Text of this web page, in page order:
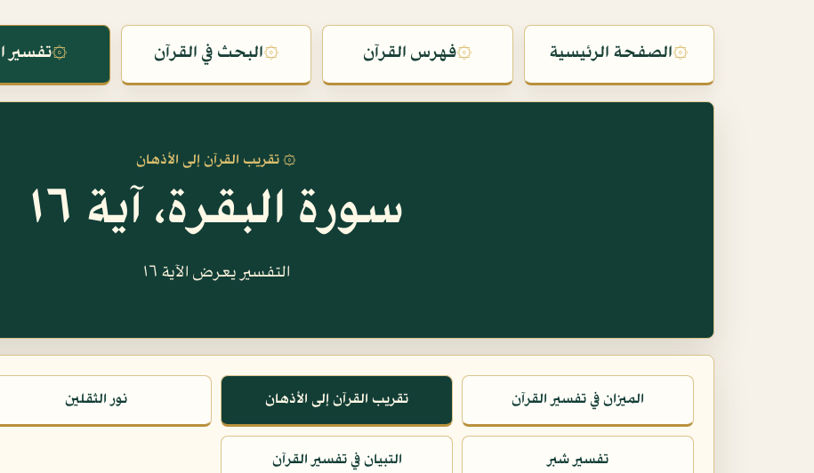
۞الصفحة الرئيسية ۞فهرس القرآن ۞البحث في القرآن ۞تفسير
۞ تقريب القرآن إلى الأذهان
سورة البقرة، آية ١٦
التفسير يعرض الآية ١٦
الميزان في تفسير القرآن تقريب القرآن إلى الأذهان نور الثقلين
تفسير شبر التبيان في تفسير القرآن